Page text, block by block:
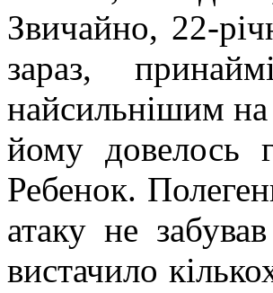
Звичайно, 22-
зараз,
найсильнішим на
йому довелось
Ребенок.
атаку не
вистачило